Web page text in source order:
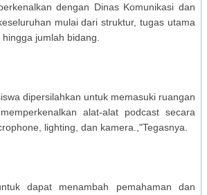
dengan Dinas Komunikasi dan
mulai dari struktur, tugas utama
jumlah bidang.
dipersilahkan untuk memasuki ruangan
alat-alat podcast secara
lighting, dan kamera.,"Tegasnya.
dapat menambah pemahaman dan